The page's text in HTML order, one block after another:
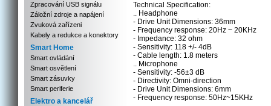
Zpracování USB signálu
Záložní zdroje a napájení
Zvuková zařízeni
Kabely a redukce a konektory
Smart Home
Smart ovládání
Smart osvětlení
Smart zásuvky
Smart periferie
Elektro a kancelář
Technical Specification:
.. Headphone
- Drive Unit Dimensions: 36mm
- Frequency response: 20Hz ~ 20KHz
- Impedance: 32 ohm
- Sensitivity: 118 +/- 4dB
- Cable length: 1.8 meters
.. Microphone
- Sensitivity: -56±3 dB
- Directivity: Omni-direction
- Drive Unit Dimensions: 6mm
- Frequency response: 50Hz~15KHz